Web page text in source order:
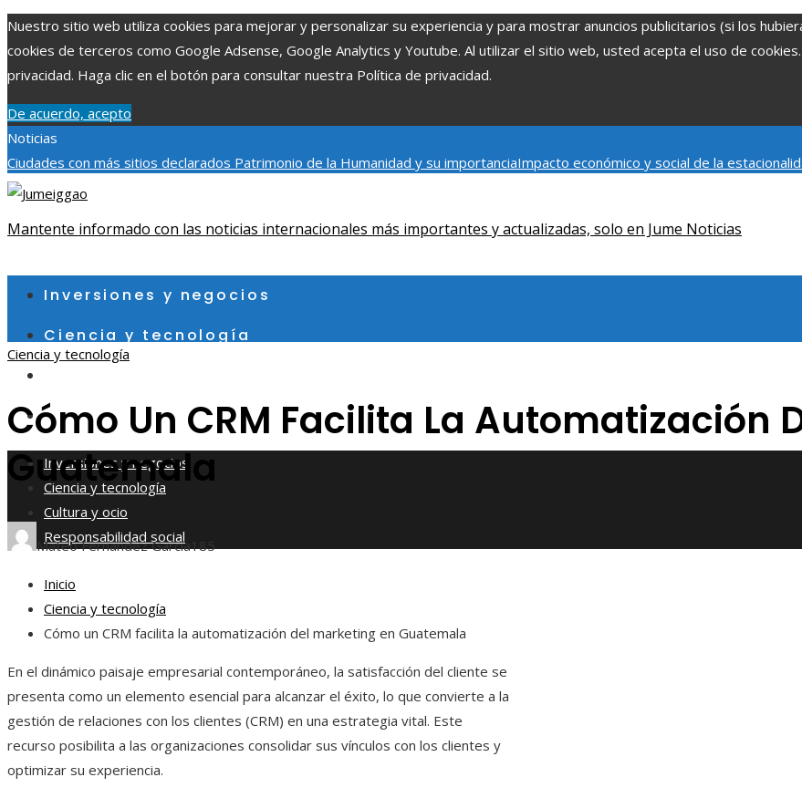
Nuestro sitio web utiliza cookies para mejorar y personalizar su experiencia y para mostrar anuncios publicitarios (si los
cookies de terceros como Google Adsense, Google Analytics y Youtube. Al utilizar el sitio web, usted acepta el uso de
privacidad. Haga clic en el botón para consultar nuestra Política de privacidad.
De acuerdo, acepto
Noticias
Ciudades con más sitios declarados Patrimonio de la Humanidad y su importanciaImpacto económico y social de la
aumentar la inversión productiva y reducir la fragmentación económica en Bosnia y Herzegovina
viernes, agosto 7
Mantente informado con las noticias internacionales más importantes y actualizadas, solo en Jume Noticias
Inversiones y negocios
Ciencia y tecnología
Responsabilidad social
Inversiones y negocios
Ciencia y tecnología
Cultura y ocio
Responsabilidad social
Ciencia y tecnología
Cómo Un CRM Facilita La Automatización
Guatemala
Mateo Fernández García185
Inicio
Ciencia y tecnología
Cómo un CRM facilita la automatización del marketing en Guatemala
En el dinámico paisaje empresarial contemporáneo, la satisfacción del cliente se
presenta como un elemento esencial para alcanzar el éxito, lo que convierte a la
gestión de relaciones con los clientes (CRM) en una estrategia vital. Este
recurso posibilita a las organizaciones consolidar sus vínculos con los clientes y
optimizar su experiencia.